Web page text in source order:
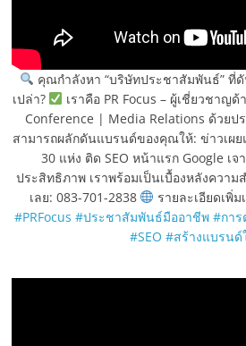
คุณกำลังหา “บริษัทประชาสัมพันธ์” ที่
เปล่า?
เราคือ PR Focus – ผู้เชี่ยวชาญ
Conference | Media Relations ด้วยป
สามารถผลักดันแบรนด์ของคุณให้: ข่าวเผ
30 แห่ง ติด SEO หน้าแรก Google เ
ประสิทธิภาพ เราพร้อมเป็นเบื้องหลังความ
เลย: 083-701-2838
รายละเอียดเพิ่
#PRFocus #ประชาสัมพันธ์มืออาชีพ #กา
#SEO #สร้างแบรนด์